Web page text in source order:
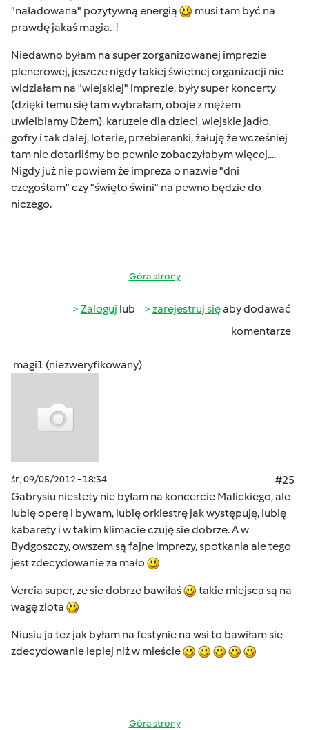
"naładowana" pozytywną energią
musi tam być na
prawdę jakaś magia. !
Niedawno byłam na super zorganizowanej imprezie
plenerowej, jeszcze nigdy takiej świetnej organizacji nie
widziałam na "wiejskiej" imprezie, były super koncerty
(dzięki temu się tam wybrałam, oboje z mężem
uwielbiamy Dżem), karuzele dla dzieci, wiejskie jadło,
gofry i tak dalej, loterie, przebieranki, żałuję że wcześniej
tam nie dotarliśmy bo pewnie zobaczyłabym więcej....
Nigdy już nie powiem że impreza o nazwie "dni
czegośtam" czy "święto świni" na pewno będzie do
niczego.
Góra strony
Zaloguj lub zarejestruj sięaby dodawać
komentarze
magi1 (niezweryfikowany)
śr., 09/05/2012 - 18:34
#25
Gabrysiu niestety nie byłam na koncercie Malickiego, ale
lubię operę i bywam, lubię orkiestrę jak występuję, lubię
kabarety i w takim klimacie czuję sie dobrze. A w
Bydgoszczy, owszem są fajne imprezy, spotkania ale tego
jest zdecydowanie za mało
Vercia super, ze sie dobrze bawiłaś
takie miejsca są na
wagę zlota
Niusiu ja tez jak byłam na festynie na wsi to bawiłam sie
zdecydowanie lepiej niż w mieście
Góra strony